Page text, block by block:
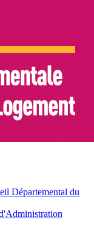
Départemental du